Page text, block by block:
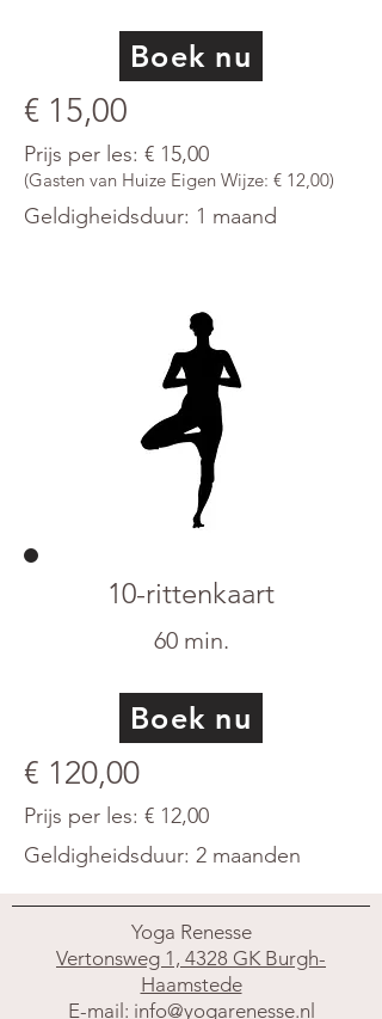
Boek nu
€ 15,00
Prijs per les: € 15,00
(Gasten van Huize Eigen Wijze: € 12,00)
Geldigheidsduur: 1 maand
10-rittenkaart
60 min.
Boek nu
€ 120,00
Prijs per les: € 12,00
Geldigheidsduur: 2 maanden
Yoga Renesse
Vertonsweg 1, 4328 GK Burgh-
Haamstede
E-mail: info@yogarenesse.nl